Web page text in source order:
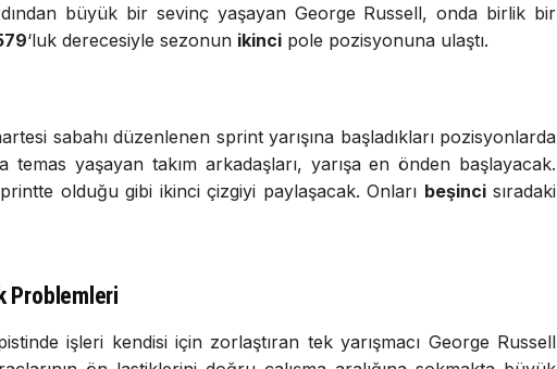
büyük bir sevinç yaşayan George Russell, onda birlik bir
‘luk derecesiyle sezonun ikinci pole pozisyonuna ulaştı.
sabahı düzenlenen sprint yarışına başladıkları pozisyonlarda
temas yaşayan takım arkadaşları, yarışa en önden başlayacak.
olduğu gibi ikinci çizgiyi paylaşacak. Onları beşincisıradaki
Problemleri
işleri kendisi için zorlaştıran tek yarışmacı George Russell